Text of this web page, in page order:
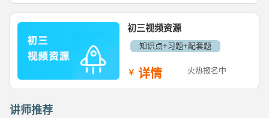
初三视频资源
知识点+习题+配套题
详情 火热报名中
讲师推荐